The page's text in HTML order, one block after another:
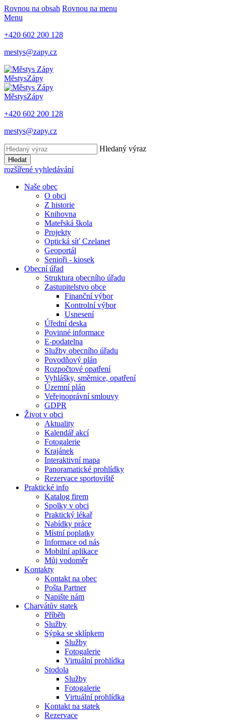
Rovnou na obsah Rovnou na menu
Menu
+420 602 200 128
mestys@zapy.cz
MěstysZápy
MěstysZápy
+420 602 200 128
mestys@zapy.cz
Hledaný výraz
Hledat
rozšířené vyhledávání
Naše obec
O obci
Z historie
Knihovna
Mateřská škola
Projekty
Optická síť Czelanet
Geoportál
Senioři - kiosek
Obecní úřad
Struktura obecního úřadu
Zastupitelstvo obce
Finanční výbor
Kontrolní výbor
Usnesení
Úřední deska
Povinné informace
E-podatelna
Služby obecního úřadu
Povodňový plán
Rozpočtové opatření
Vyhlášky, směrnice, opatření
Územní plán
Veřejnoprávní smlouvy
GDPR
Život v obci
Aktuality
Kalendář akcí
Fotogalerie
Krajánek
Interaktivní mapa
Panoramatické prohlídky
Rezervace sportoviště
Praktické info
Katalog firem
Spolky v obci
Praktický lékař
Nabídky práce
Místní poplatky
Informace od nás
Mobilní aplikace
Můj vodoměr
Kontakty
Kontakt na obec
Pošta Partner
Napište nám
Charvátův statek
Příběh
Služby
Sýpka se sklípkem
Služby
Fotogalerie
Virtuální prohlídka
Stodola
Služby
Fotogalerie
Virtuální prohlídka
Kontakt na statek
Rezervace